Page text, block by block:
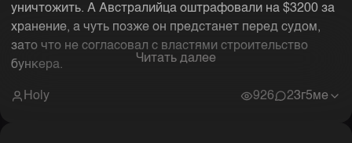
уничтожить. А Австралийца оштрафовали на $3200 за
хранение, а чуть позже он предстанет перед судом,
зато что не согласовал с властями строительство
бункера.
Читать далее
Holy 926 23г5ме